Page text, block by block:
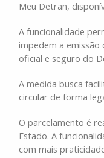
Meu Detran,
A funcionalidade
impedem a emissão
oficial e seguro do
A medida busca
circular de forma
O parcelamento é
Estado. A
com mais